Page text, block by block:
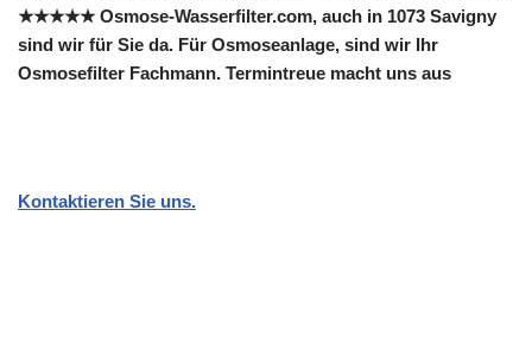
★★★★★ Osmose-Wasserfilter.com, auch in 1073 Savigny
sind wir für Sie da. Für Osmoseanlage, sind wir Ihr
Osmosefilter Fachmann. Termintreue macht uns aus
Kontaktieren Sie uns.